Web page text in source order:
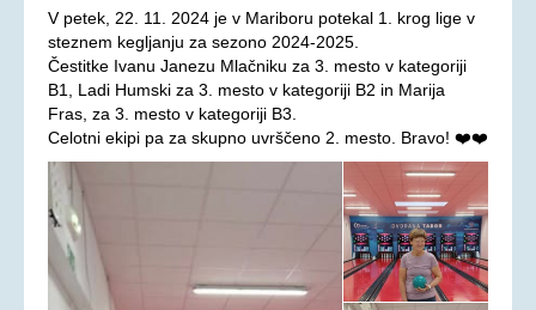
Ohranjevanje zdravja
Bivalna skupnost
Osebna asistenca
AKTIVNOSTI
Aktualno
KORONAVIRUS - INFORMACIJE
Prispevki
Financerji
V petek, 22. 11. 2024 je v Mariboru potekal 1. krog lige v
steznem kegljanju za sezono 2024-2025.
Čestitke Ivanu Janezu Mlačniku za 3. mesto v kategoriji
B1, Ladi Humski za 3. mesto v kategoriji B2 in Marija
Fras, za 3. mesto v kategoriji B3.
Celotni ekipi pa za skupno uvrščeno 2. mesto. Bravo! ❤️❤️